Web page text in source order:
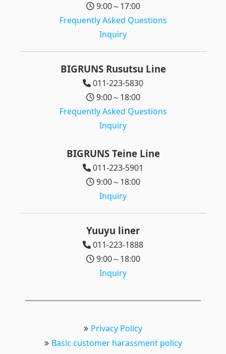
9:00～17:00
Frequently Asked Questions
Inquiry
BIGRUNS Rusutsu Line
011-223-5830
9:00～18:00
Frequently Asked Questions
Inquiry
BIGRUNS Teine Line
011-223-5901
9:00～18:00
Inquiry
Yuuyu liner
011-223-1888
9:00～18:00
Inquiry
Privacy Policy
Basic customer harassment policy